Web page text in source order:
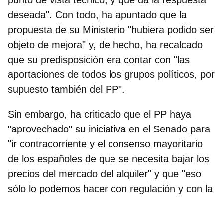
deseada". Con todo, ha apuntado que la
propuesta de su Ministerio "hubiera podido ser
objeto de mejora" y, de hecho, ha recalcado
que su predisposición era contar con "las
aportaciones de todos los grupos políticos, por
supuesto también del PP".
Sin embargo, ha criticado que el PP haya
"aprovechado" su iniciativa en el Senado para
"ir contracorriente y el consenso mayoritario
de los españoles de que se necesita bajar los
precios del mercado del alquiler" y que "eso
sólo lo podemos hacer con regulación y con la